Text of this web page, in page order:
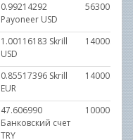
0.99214292
Payoneer USD
1.00116183 Skrill
USD
0.85517396 Skrill
EUR
47.606990
Банковский счет
TRY